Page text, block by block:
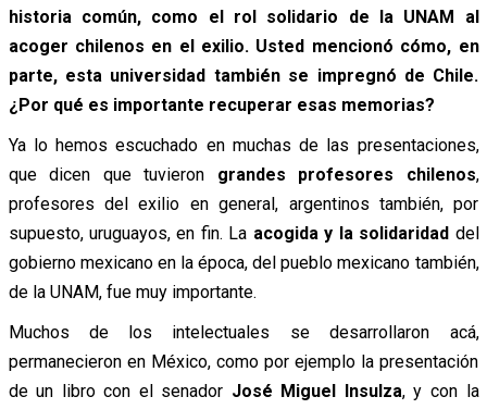
historia común, como el rol solidario de la UNAM al
acoger chilenos en el exilio. Usted mencionó cómo, en
parte, esta universidad también se impregnó de Chile.
¿Por qué es importante recuperar esas memorias?
Ya lo hemos escuchado en muchas de las presentaciones,
que dicen que tuvieron grandes profesores chilenos,
profesores del exilio en general, argentinos también, por
supuesto, uruguayos, en fin. La acogida y la solidaridad del
gobierno mexicano en la época, del pueblo mexicano también,
de la UNAM, fue muy importante.
Muchos de los intelectuales se desarrollaron acá,
permanecieron en México, como por ejemplo la presentación
de un libro con el senador José Miguel Insulza, y con la